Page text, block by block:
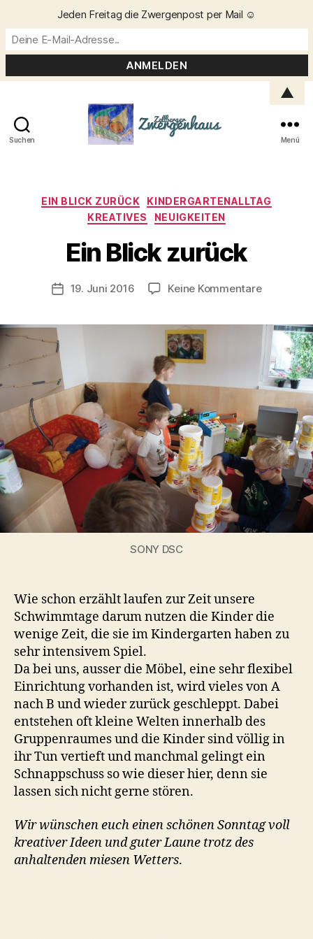
Suchen Menü
Kategorien
EIN BLICK ZURÜCK
KINDERGARTENALLTAG
KREATIVES
NEUIGKEITEN
Ein Blick zurück
Beitragsautor
V
n
C
ri
t
a
Veröffentlichungsdatum
19. Juni 2016 Keine Kommentarezu
zurück
SONY DSC
Wie schon erzählt laufen zur Zeit unsere
Schwimmtage darum nutzen die Kinder die
wenige Zeit, die sie im Kindergarten haben zu
sehr intensivem Spiel.
Da bei uns, ausser die Möbel, eine sehr flexibel
Einrichtung vorhanden ist, wird vieles von A
nach B und wieder zurück geschleppt. Dabei
entstehen oft kleine Welten innerhalb des
Gruppenraumes und die Kinder sind völlig in
ihr Tun vertieft und manchmal gelingt ein
Schnappschuss so wie dieser hier, denn sie
lassen sich nicht gerne stören.
Wir wünschen euch einen schönen Sonntag voll
kreativer Ideen und guter Laune trotz des
anhaltenden miesen Wetters.
Jeden Freitag die Zwergenpost per Mail ☺️
▲